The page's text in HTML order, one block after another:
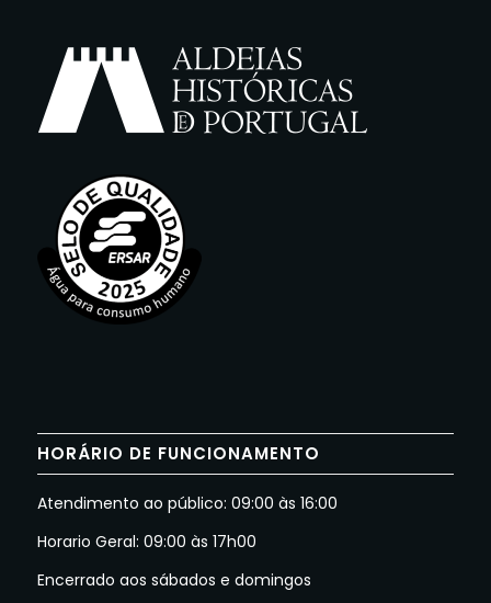
HORÁRIO DE FUNCIONAMENTO
Atendimento ao público: 09:00 às 16:00
Horario Geral: 09:00 às 17h00
Encerrado aos sábados e domingos